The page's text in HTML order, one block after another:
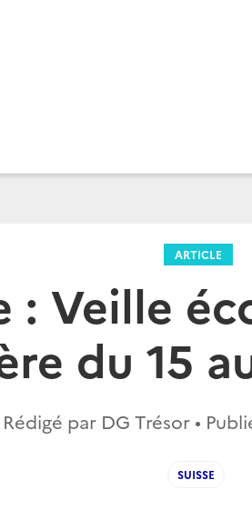
ARTICLE
: Veille
du 15
Rédigé par DG Trésor •
SUISSE